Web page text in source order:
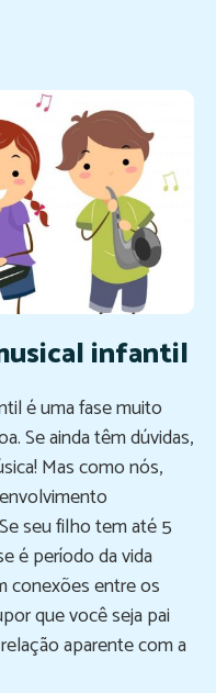
infantil
é uma fase muito
Se ainda têm dúvidas,
Mas como nós,
seu filho tem até 5
é período da vida
conexões entre os
que você seja pai
aparente com a